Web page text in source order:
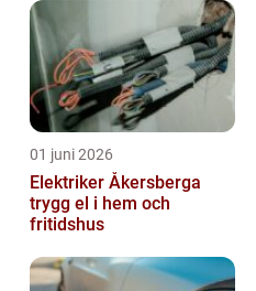
01 juni 2026
Elektriker Åkersberga
trygg el i hem och
fritidshus